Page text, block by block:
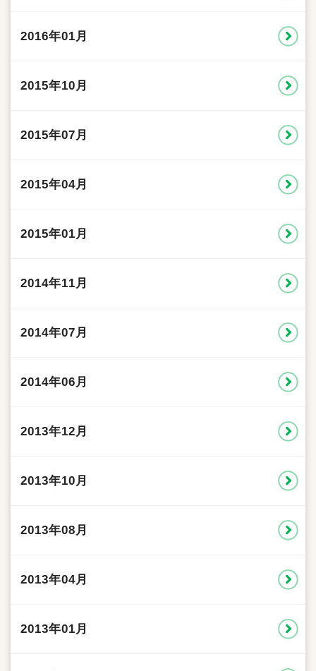
2016年01月
2015年10月
2015年07月
2015年04月
2015年01月
2014年11月
2014年07月
2014年06月
2013年12月
2013年10月
2013年08月
2013年04月
2013年01月